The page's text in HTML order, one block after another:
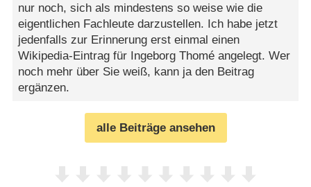
nur noch, sich als mindestens so weise wie die
eigentlichen Fachleute darzustellen. Ich habe jetzt
jedenfalls zur Erinnerung erst einmal einen
Wikipedia-Eintrag für Ingeborg Thomé angelegt. Wer
noch mehr über Sie weiß, kann ja den Beitrag
ergänzen.
alle Beiträge ansehen